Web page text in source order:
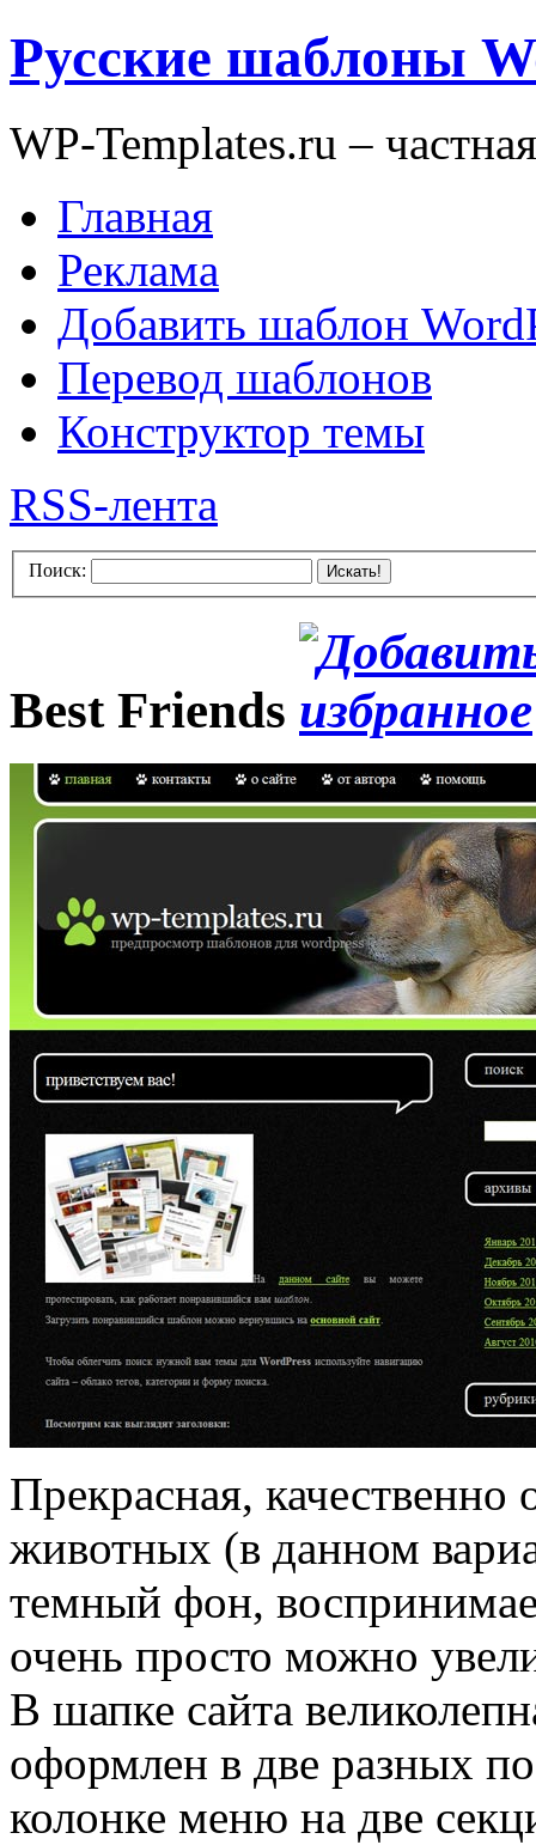
Русские шаблоны
WP-Templates.ru –
Главная
Реклама
Добавить шаблон
Перевод шаблонов
Конструктор темы
RSS-лента
Поиск: Искать!
Best Friends
Прекрасная,
животных (в данном
темный фон,
очень просто можно
В шапке сайта
оформлен в две разных
колонке меню на две